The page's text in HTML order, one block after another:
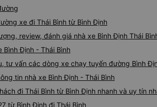
xe đi Thái Bình từ Bình Định
review, đánh giá nhà xe Bình Định Thái
Bình Định - Thái Bình
tư vấn các dòng xe chạy tuyến đường Bình
tin nhà xe Bình Định - Thái Bình
đi Thái Bình từ Bình Định nhanh và uy tín
từ Bình Định đi Thái Bình